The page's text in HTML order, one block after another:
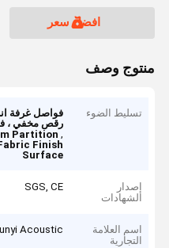
افضل سعر
منتوج وصف
تسليط الضوء
فواصل غرفة
رقص مخفي ،
,
Partition
Finish
Surface
إصدار
الشهادات
SGS, CE
اسم العلامة
التجارية
Acoustic